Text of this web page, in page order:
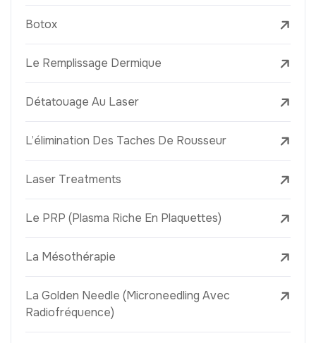
Botox
Le Remplissage Dermique
Détatouage Au Laser
L’élimination Des Taches De Rousseur
Laser Treatments
Le PRP (Plasma Riche En Plaquettes)
La Mésothérapie
La Golden Needle (Microneedling Avec
Radiofréquence)